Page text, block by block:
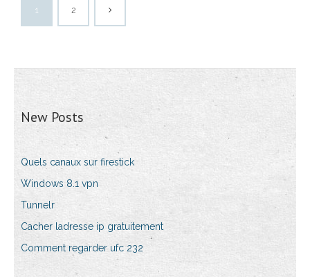
1 2
New Posts
Quels canaux sur firestick
Windows 8.1 vpn
Tunnelr
Cacher ladresse ip gratuitement
Comment regarder ufc 232